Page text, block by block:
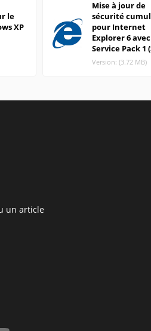
le
XP
Mise à jour de
sécurité
pour Internet
Explorer 6 avec
Service Pack 1
Version: (3.72 MB)
un article